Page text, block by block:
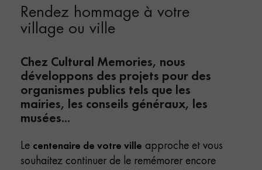
Rendez hommage à votre
village ou ville
Chez Cultural Memories, nous
développons des projets pour des
organismes publics tels que les
mairies, les conseils généraux, les
musées...
Le centenaire de votre ville approche et vous
souhaitez continuer de le remémorer encore